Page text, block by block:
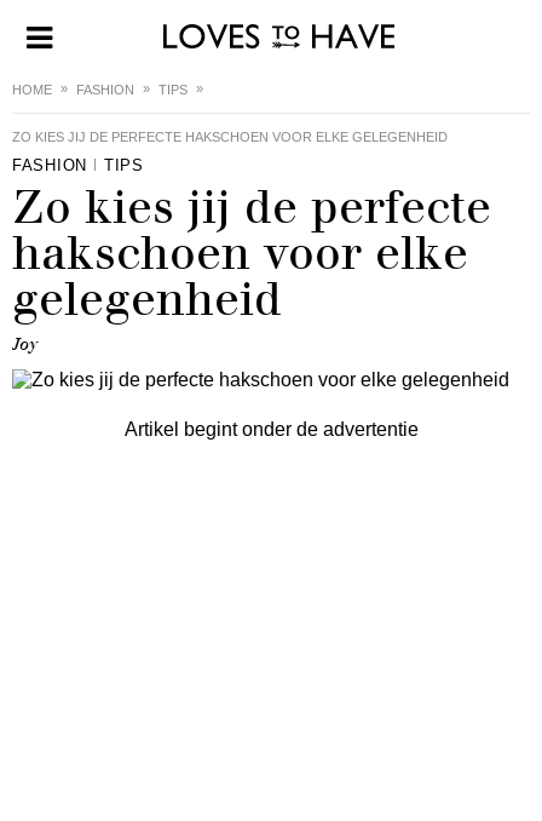
HOME FASHION TIPS
ZO KIES JIJ DE PERFECTE HAKSCHOEN VOOR ELKE GELEGENHEID
FASHION TIPS
Zo kies jij de perfecte
hakschoen voor elke
gelegenheid
Joy
Artikel begint onder de advertentie